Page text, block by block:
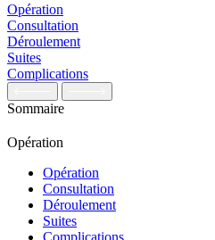
Opération
Consultation
Déroulement
Suites
Complications
Sommaire
Opération
Opération
Consultation
Déroulement
Suites
Complications